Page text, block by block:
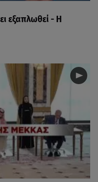
εξαπλωθεί - Η